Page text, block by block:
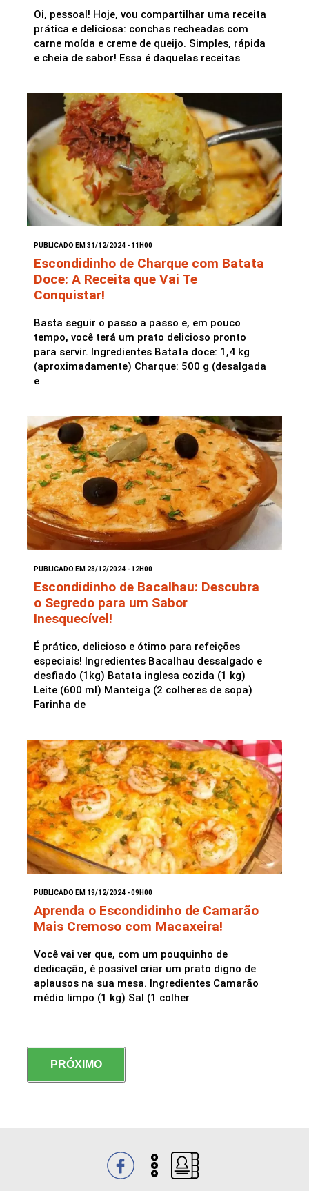
Oi, pessoal! Hoje, vou compartilhar uma receita
prática e deliciosa: conchas recheadas com
carne moída e creme de queijo. Simples, rápida
e cheia de sabor! Essa é daquelas receitas
PUBLICADO EM 31/12/2024 - 11H00
Escondidinho de Charque com Batata
Doce: A Receita que Vai Te
Conquistar!
Basta seguir o passo a passo e, em pouco
tempo, você terá um prato delicioso pronto
para servir. Ingredientes Batata doce: 1,4 kg
(aproximadamente) Charque: 500 g (desalgada
e
PUBLICADO EM 28/12/2024 - 12H00
Escondidinho de Bacalhau: Descubra
o Segredo para um Sabor
Inesquecível!
É prático, delicioso e ótimo para refeições
especiais! Ingredientes Bacalhau dessalgado e
desfiado (1kg) Batata inglesa cozida (1 kg)
Leite (600 ml) Manteiga (2 colheres de sopa)
Farinha de
PUBLICADO EM 19/12/2024 - 09H00
Aprenda o Escondidinho de Camarão
Mais Cremoso com Macaxeira!
Você vai ver que, com um pouquinho de
dedicação, é possível criar um prato digno de
aplausos na sua mesa. Ingredientes Camarão
médio limpo (1 kg) Sal (1 colher
PRÓXIMO